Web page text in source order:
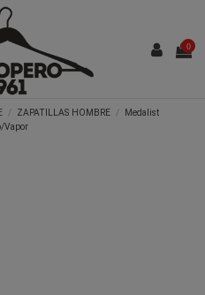
0
ZAPATILLAS HOMBRE
Medalist
Vapor